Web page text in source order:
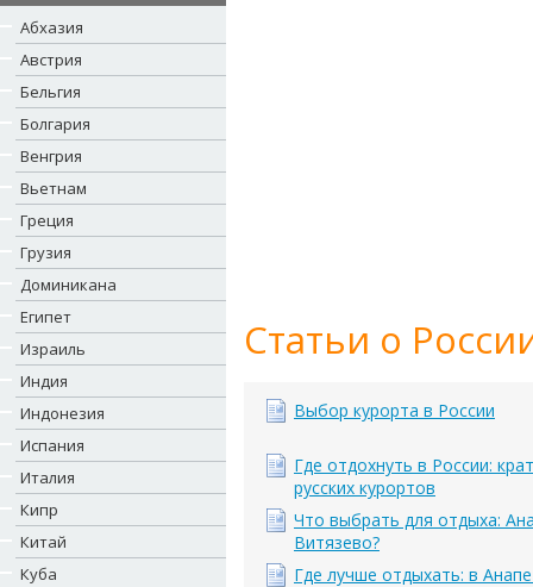
Абхазия
Австрия
Бельгия
Болгария
Венгрия
Вьетнам
Греция
Грузия
Доминикана
Египет
Израиль
Индия
Индонезия
Испания
Италия
Кипр
Китай
Куба
Статьи о
Выбор курорта в России
Где отдохнуть в России:
русских курортов
Что выбрать для отдыха:
Витязево?
Где лучше отдыхать: в